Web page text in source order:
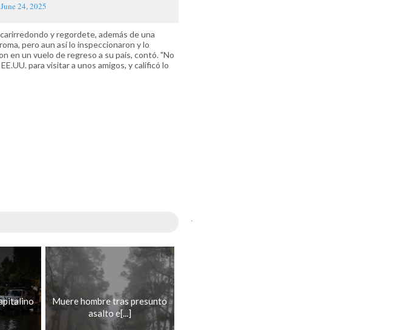
June 24, 2025
y regordete, además de una
pero aun así lo inspeccionaron y lo
en un vuelo de regreso a su país, contó. "No
para visitar a unos amigos, y calificó lo
Muere hombre tras presunto
asalto e[...]
.